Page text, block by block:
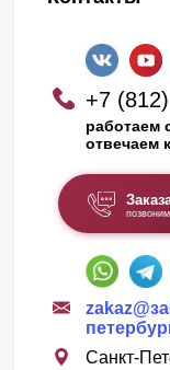
+7
работаем
отвечаем
Санкт-